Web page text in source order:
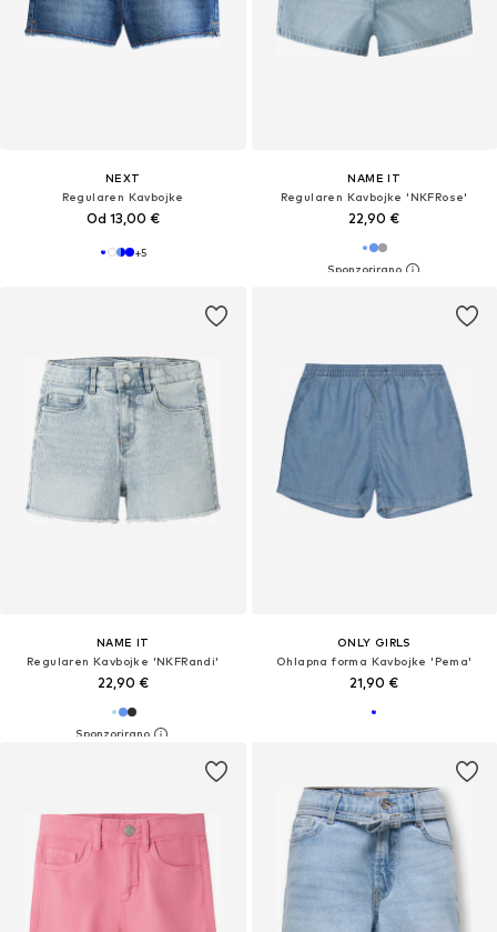
NEXT
Regularen Kavbojke
Od 13,00 €
+5
NAME IT
Regularen Kavbojke 'NKFRose'
22,90 €
NAME IT
Regularen Kavbojke 'NKFRandi'
22,90 €
ONLY GIRLS
Ohlapna forma Kavbojke 'Pema'
21,90 €